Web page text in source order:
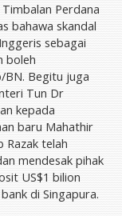
Perdana
bahawa skandal
sebagai
boleh
BN. Begitu juga
Tun Dr
kepada
baru Mahathir
Razak telah
mendesak pihak
US$1 bilion
di Singapura.